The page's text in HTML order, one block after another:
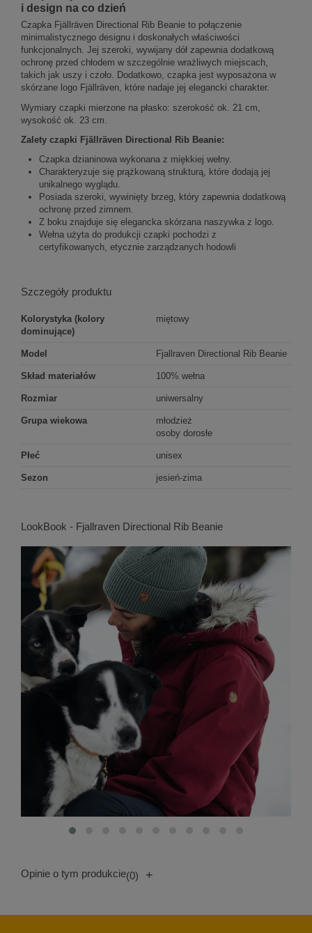
i design na co dzień
Czapka Fjällräven Directional Rib Beanie to połączenie
minimalistycznego designu i doskonałych właściwości
funkcjonalnych. Jej szeroki, wywijany dół zapewnia dodatkową
ochronę przed chłodem w szczególnie wrażliwych miejscach,
takich jak uszy i czoło. Dodatkowo, czapka jest wyposażona w
skórzane logo Fjällräven, które nadaje jej elegancki charakter.
Wymiary czapki mierzone na płasko: szerokość ok. 21 cm,
wysokość ok. 23 cm.
Zalety czapki Fjällräven Directional Rib Beanie:
Czapka dzianinowa wykonana z miękkiej wełny.
Charakteryzuje się prążkowaną strukturą, które dodają jej
unikalnego wyglądu.
Posiada szeroki, wywinięty brzeg, który zapewnia dodatkową
ochronę przed zimnem.
Z boku znajduje się elegancka skórzana naszywka z logo.
Wełna użyta do produkcji czapki pochodzi z
certyfikowanych, etycznie zarządzanych hodowli
Szczegóły produktu
Kolorystyka (kolory
dominujące)
miętowy
Model Fjallraven Directional Rib Beanie
Skład materiałów 100% wełna
Rozmiar uniwersalny
Grupa wiekowa
młodzież
osoby dorosłe
Płeć unisex
Sezon jesień-zima
LookBook - Fjallraven Directional Rib Beanie
Opinie o tym produkcie(0) +